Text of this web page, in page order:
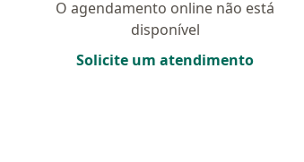
O agendamento online não está
disponível
Solicite um atendimento